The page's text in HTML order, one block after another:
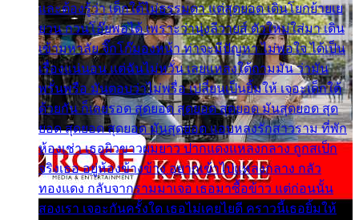
และต้องรู้ว่า เด็กใต้ไม่ธรรมดา แต่สุดยอด เดินโยกย้ายเย
ยวน กวนโอ๊ยพอได้ เพราะว่านุ่งลีวายส์ ตัวใหม่ใส่มา เดิน
เข้ามหาลัย จิ๊กโก๊มองหน้า ท่าจะมีปัญหา ไม่พอใจ ได้เป็น
เรื่องแน่นอน แต่ฉันไม่หวั่น เลยแหลงใต้ถามมัน ว่ามัน
พรั่นพรือ มันตอบว่าไม่พรื่อ เปลี่ยนเป็นยิ้มให้ เจอะเด็กใต้
ด้วยกัน ก็เลยรอด สุดยอด สุดยอด สุดยอด มันสุดยอด สุด
ยอด สุดยอด สุดยอด มันสุดยอด แอบหลงรักสาวราม ที่พัก
ห้องเช่า เธอผิวขาวผมยาว ปากแดงแหลงกลาง ถูกสเป็ก
จริงเธอ อยู่ห้องข้างข้าง อยากเข้าไปแหลงกลาง กลัว
ทองแดง กลับจากรามมาเจอ เธอมาซื้อข้าว แต่ก่อนนั้น
สองเรา เจอะกันครั้งใด เธอไม่เคยไยดี คราวนี้เธอยิ้มให้